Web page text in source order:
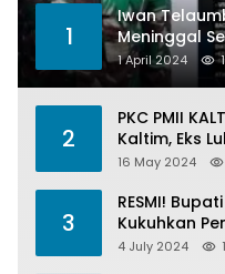
1
Iwan
Meninggal
1 April 2024
2
PKC PMII
Kaltim, Eks
Menelan
16 May 2024
3
RESMI!
Kukuhkan
4 July 2024